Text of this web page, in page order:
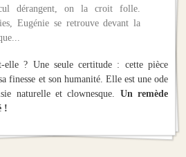
dérangent, on la croit folle.
Eugénie se retrouve devant la
elle ? Une seule certitude : cette pièce
finesse et son humanité. Elle est une ode
naturelle et clownesque. Un remède
!